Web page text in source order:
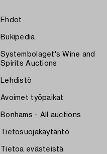
Ehdot
Bukipedia
Systembolaget's Wine and
Spirits Auctions
Lehdistö
Avoimet työpaikat
Bonhams - All auctions
Tietosuojakäytäntö
Tietoa evästeistä